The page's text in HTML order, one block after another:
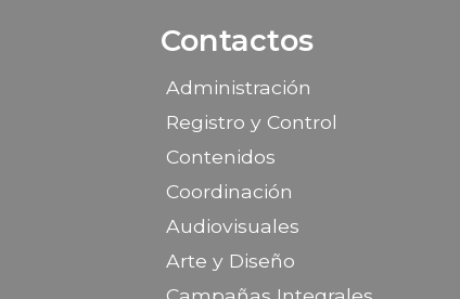
Contactos
Administración
Registro y Control
Contenidos
Coordinación
Audiovisuales
Arte y Diseño